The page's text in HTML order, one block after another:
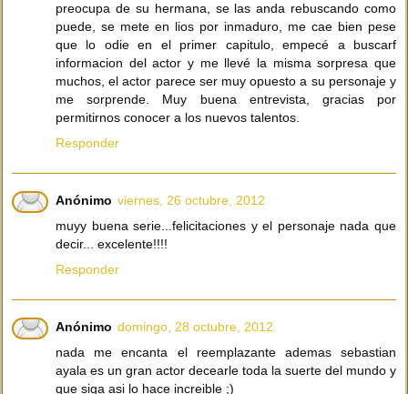
preocupa de su hermana, se las anda rebuscando como
puede, se mete en lios por inmaduro, me cae bien pese
que lo odie en el primer capitulo, empecé a buscarf
informacion del actor y me llevé la misma sorpresa que
muchos, el actor parece ser muy opuesto a su personaje y
me sorprende. Muy buena entrevista, gracias por
permitirnos conocer a los nuevos talentos.
Responder
Anónimo viernes, 26 octubre, 2012
muyy buena serie...felicitaciones y el personaje nada que
decir... excelente!!!!
Responder
Anónimo domingo, 28 octubre, 2012
nada me encanta el reemplazante ademas sebastian
ayala es un gran actor decearle toda la suerte del mundo y
que siga asi lo hace increible ;)